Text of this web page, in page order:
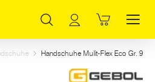
Handschuhe Mulit-Flex Eco Gr. 9